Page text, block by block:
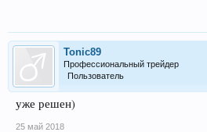
Tonic89
Профессиональный трейдер
Пользователь
уже решен)
25 май 2018